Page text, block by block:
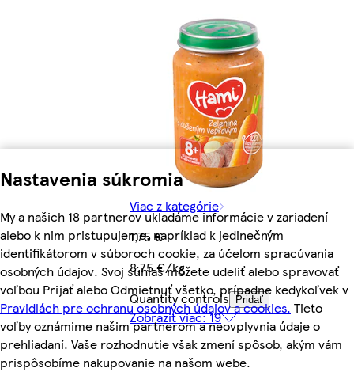
Nastavenia súkromia
My a našich 18 partnerov ukladáme informácie v zariadení
alebo k nim pristupujeme, napríklad k jedinečným
identifikátorom v súboroch cookie, za účelom spracúvania
osobných údajov. Svoj súhlas môžete udeliť alebo spravovať
voľbou Prijať alebo Odmietnuť všetko, prípadne kedykoľvek v
Pravidlách pre ochranu osobných údajov a cookies. Tieto
voľby oznámime našim partnerom a neovplyvnia údaje o
prehliadaní. Vaše rozhodnutie však zmení spôsob, akým vám
prispôsobíme nakupovanie na našom webe.
Viac z kategórie
1,75 €
8,75 €/kg
Quantity controls
Pridať
Zobraziť viac: 19